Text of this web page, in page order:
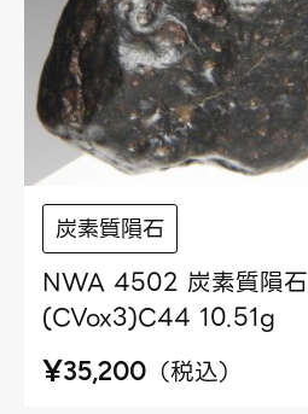
炭素質隕石
NWA 4502 炭素質隕石
(CVox3)C44 10.51g
¥35,200 （税込）